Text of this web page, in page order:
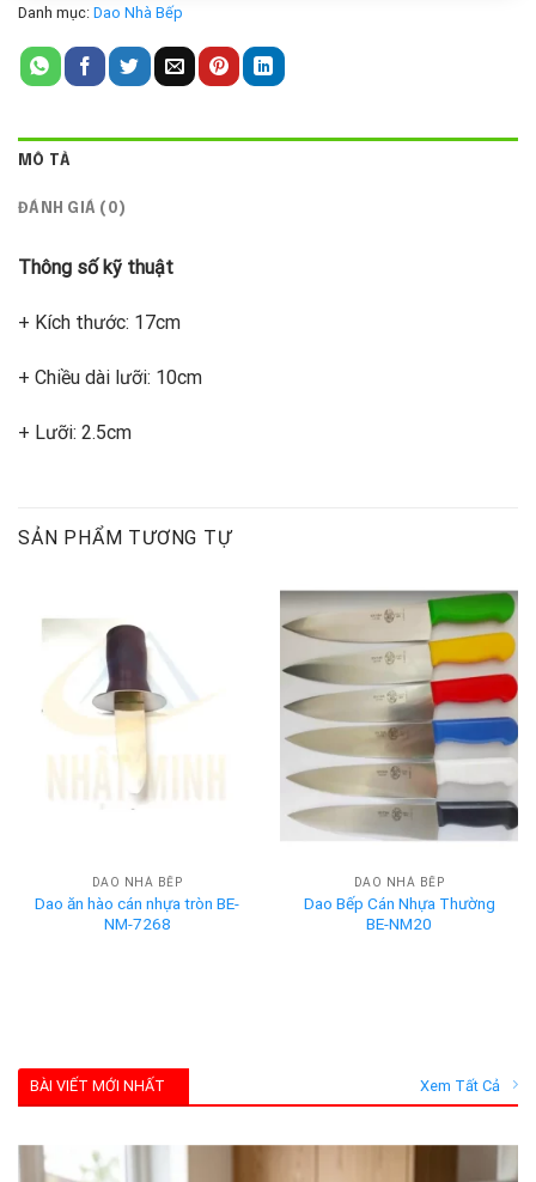
Danh mục: Dao Nhà Bếp
MÔ TẢ
ĐÁNH GIÁ (0)
Thông số kỹ thuật
+ Kích thước: 17cm
+ Chiều dài lưỡi: 10cm
+ Lưỡi: 2.5cm
SẢN PHẨM TƯƠNG TỰ
DAO NHÀ BẾP
Dao ăn hào cán nhựa tròn BE-
NM-7268
DAO NHÀ BẾP
Dao Bếp Cán Nhựa Thường
BE-NM20
BÀI VIẾT MỚI NHẤT Xem Tất Cả